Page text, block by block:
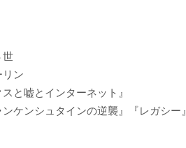
世
ン
と嘘とインターネット』
ケンシュタインの逆襲』『レガシー』